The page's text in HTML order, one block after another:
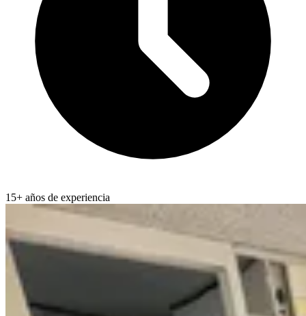
15+ años de experiencia